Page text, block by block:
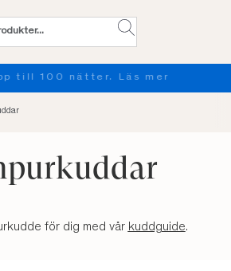
till 100 nätter. Läs mer
för dig med vår kuddguide.